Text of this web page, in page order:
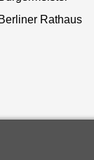
Berliner Rathaus